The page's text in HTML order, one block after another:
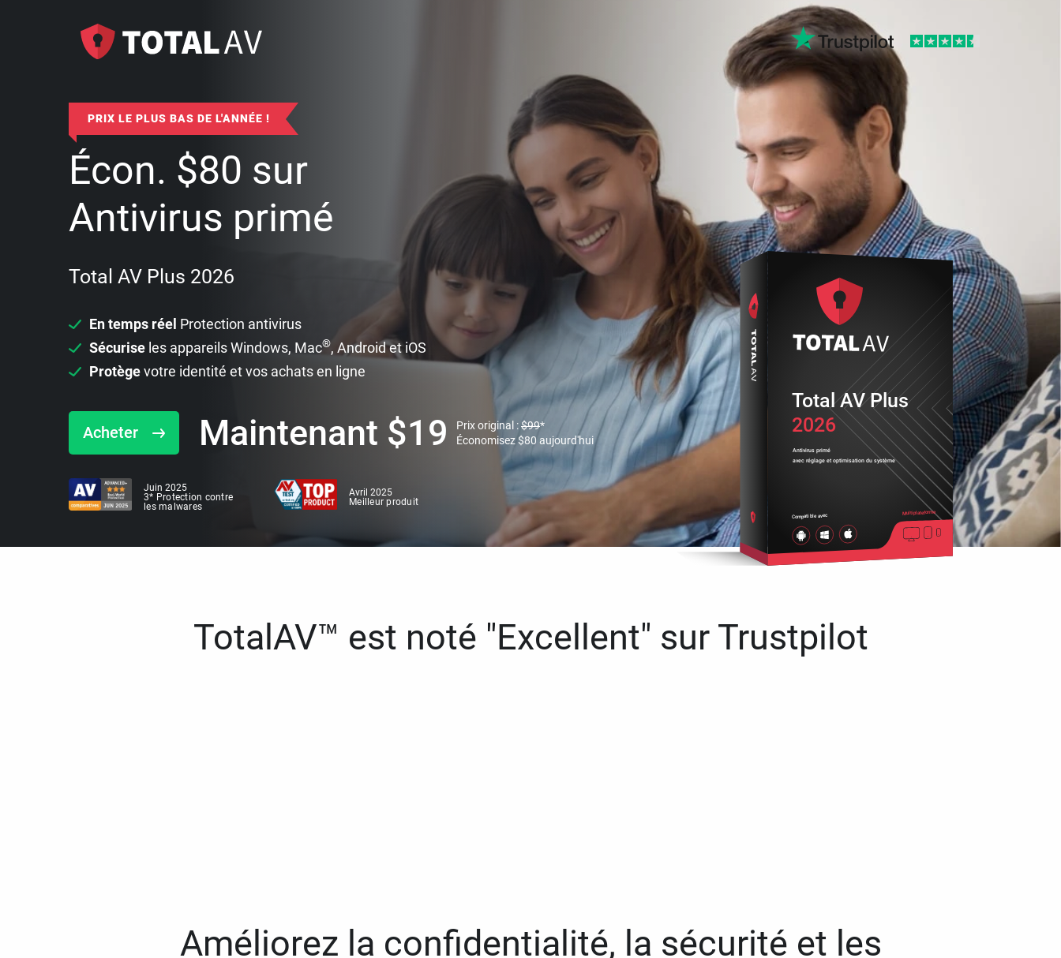
PRIX LE PLUS BAS DE L'ANNÉE !
Écon. $80 sur
Antivirus primé
Total AV Plus 2026
En temps réel Protection antivirus
Sécurise les appareils Windows, Mac®, Android et iOS
Protègevotre identité et vos achats en ligne
Acheter Maintenant $19 Prix original :$99*
Économisez$80 aujourd'hui
Juin 2025
3* Protection contre
les malwares
Avril 2025
Meilleur produit
2026
Antivirus primé
avec réglage et optimisation du système
Compatible avec Multiplateforme
Total AV Plus
TotalAV™ est noté "Excellent" sur Trustpilot
Améliorez la confidentialité, la sécurité et les